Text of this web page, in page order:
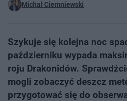
Michał Ciemniewski
Szykuje się kolejna noc
październiku wypada
roju Drakonidów.
mogli zobaczyć deszcz
przygotować się do